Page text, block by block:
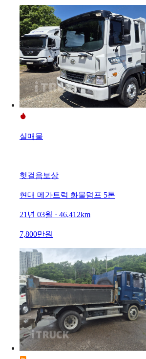
실매물
헛걸음보상
현대 메가트럭 화물덤프 5톤
21년 03월 · 46,412km
7,800만원